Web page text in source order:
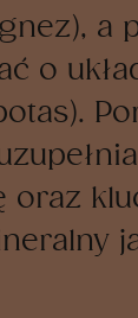
a
o
oraz